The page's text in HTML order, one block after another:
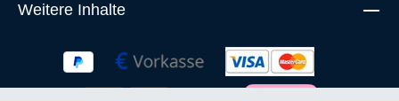
Weitere Inhalte